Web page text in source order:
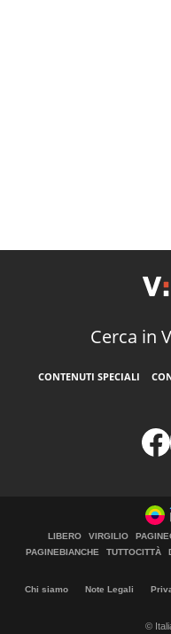
Cerca in
CONTENUTI SPECIALI
LIBERO VIRGILIO
PAGINEBIANCHE
TUTTOCITTÀ
Chi siamo Note Legali
©